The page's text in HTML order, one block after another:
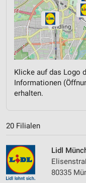
Klicke auf das Logo
Informationen
erhalten.
20 Filialen
Lidl
80335